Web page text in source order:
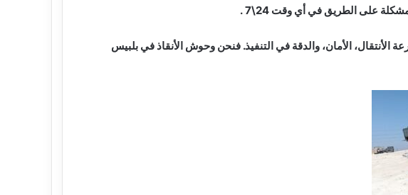
على الطريق في أي وقت 24\7 .
الأنتقال، الأمان، والدقة في التنفيذ. فنحن وحوش الأنقاذ في بلبيس